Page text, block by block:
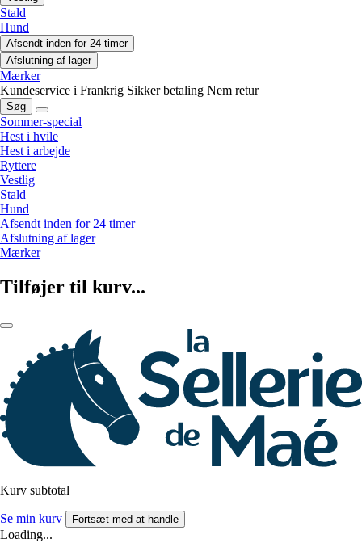
Stald
Hund
Afsendt inden for 24 timer
Afslutning af lager
Mærker
Kundeservice i Frankrig Sikker betaling Nem retur
Søg
Sommer-special
Hest i hvile
Hest i arbejde
Ryttere
Vestlig
Stald
Hund
Afsendt inden for 24 timer
Afslutning af lager
Mærker
Tilføjer til kurv...
Kurv subtotal
Se min kurv Fortsæt med at handle
Loading...